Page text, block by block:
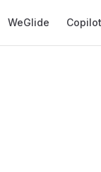
WeGlide Copilot